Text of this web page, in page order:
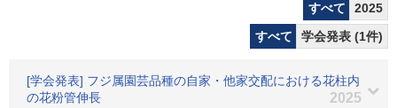
すべて
2025
すべて
学会発表 (1件)
[学会発表] フジ属園芸品種の自家・他家交配における花柱内
の花粉管伸長
2025